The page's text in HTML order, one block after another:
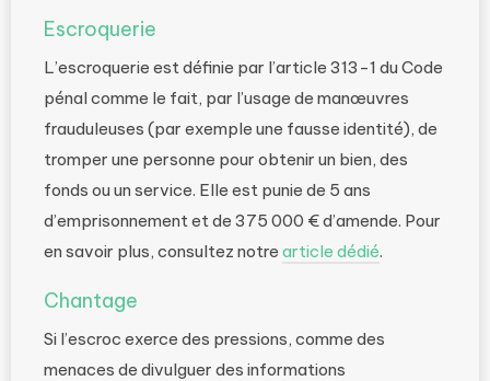
Escroquerie
L’escroquerie est définie par l’article 313-1 du Code
pénal comme le fait, par l’usage de manœuvres
frauduleuses (par exemple une fausse identité), de
tromper une personne pour obtenir un bien, des
fonds ou un service. Elle est punie de 5 ans
d’emprisonnement et de 375 000 € d’amende. Pour
en savoir plus, consultez notre article dédié.
Chantage
Si l’escroc exerce des pressions, comme des
menaces de divulguer des informations